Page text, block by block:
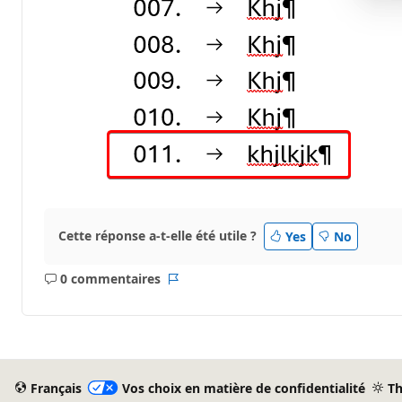
Cette réponse a-t-elle été utile ? Yes No
0 commentaires
Aucun
Français Vos choix en matière de confidentialité